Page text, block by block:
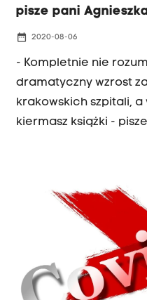
pisze pani
date_range 2020-08-06
- Kompletnie nie
dramatyczny wzrost
krakowskich szpitali, a
kiermasz książki -
są niegroźne.